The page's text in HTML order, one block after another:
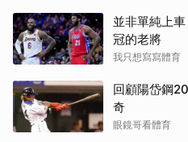
並非單純上
冠的老將
我只想寫寫體育
回顧陽岱鋼
奇
眼鏡哥看體育